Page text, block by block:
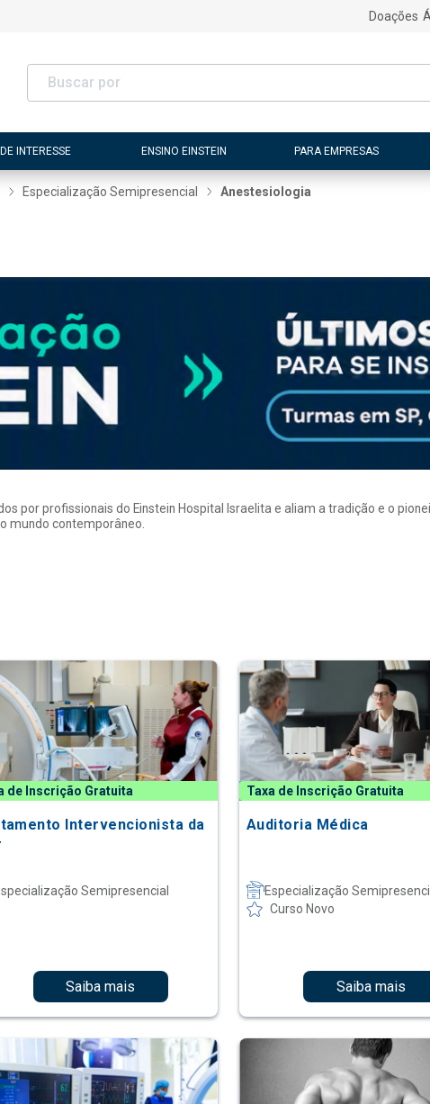
Doações
INTERESSE ENSINO EINSTEIN PARA EMPRESAS
Especialização Semipresencial Anestesiologia
por profissionais do Einstein Hospital Israelita e aliam a tradição e o
mundo contemporâneo.
de Inscrição Gratuita
Intervencionista da
Semipresencial
Saiba mais
Taxa de Inscrição Gratuita
Auditoria Médica
Especialização
Curso Novo
Saiba mais